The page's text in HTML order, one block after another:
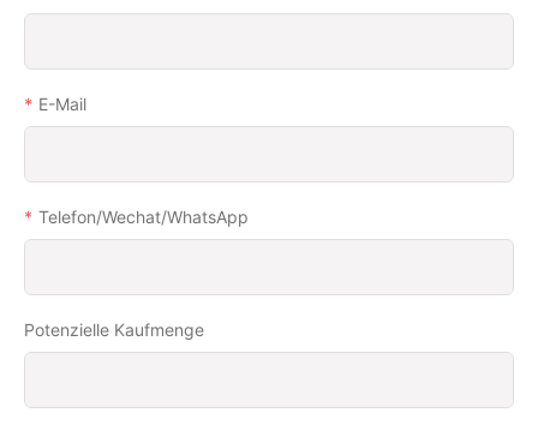
E-Mail
Telefon/Wechat/WhatsApp
Potenzielle Kaufmenge